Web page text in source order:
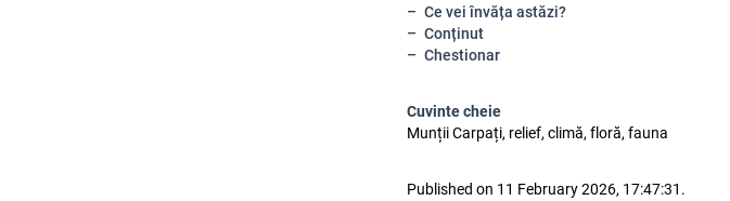
Ce vei învăța astăzi?
Conținut
Chestionar
Cuvinte cheie
Munții Carpați, relief, climă, floră, fauna
Published on 11 February 2026, 17:47:31.